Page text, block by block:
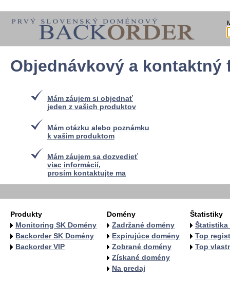
Objednávkový a kontaktný
Mám záujem si objednať
jeden z vašich produktov
Mám otázku alebo poznámku
k vašim produktom
Mám záujem sa dozvedieť
viac informácií,
prosím kontaktujte ma
Produkty
Monitoring SK Domény
Backorder SK Domény
Backorder VIP
Domény
Zadržané domény
Expirujúce domény
Zobrané domény
Získané domény
Na predaj
Štatistiky
Štatistika
Top
Top